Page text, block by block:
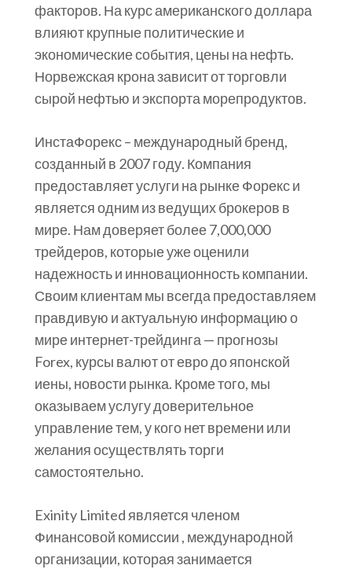
факторов. На курс американского доллара
влияют крупные политические и
экономические события, цены на нефть.
Норвежская крона зависит от торговли
сырой нефтью и экспорта морепродуктов.
ИнстаФорекс – международный бренд,
созданный в 2007 году. Компания
предоставляет услуги на рынке Форекс и
является одним из ведущих брокеров в
мире. Нам доверяет более 7,000,000
трейдеров, которые уже оценили
надежность и инновационность компании.
Своим клиентам мы всегда предоставляем
правдивую и актуальную информацию о
мире интернет-трейдинга — прогнозы
Forex, курсы валют от евро до японской
иены, новости рынка. Кроме того, мы
оказываем услугу доверительное
управление тем, у кого нет времени или
желания осуществлять торги
самостоятельно.
Exinity Limited является членом
Финансовой комиссии , международной
организации, которая занимается